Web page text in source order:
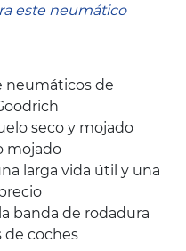
este neumático
neumáticos de
seco y mojado
mojado
larga vida útil y una
banda de rodadura
de coches